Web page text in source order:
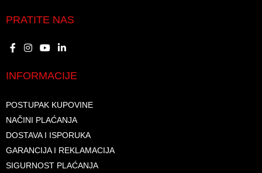
PRATITE NAS
INFORMACIJE
POSTUPAK KUPOVINE
NAČINI PLAĆANJA
DOSTAVA I ISPORUKA
GARANCIJA I REKLAMACIJA
SIGURNOST PLAĆANJA